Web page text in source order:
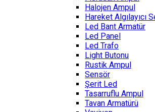
Halojen Ampul
Hareket Algılayıcı
Led Bant Armatür
Led Panel
Led Trafo
Light Butonu
Rustik Ampul
Sensör
Şerit Led
Tasarruflu Ampul
Tavan Armatürü